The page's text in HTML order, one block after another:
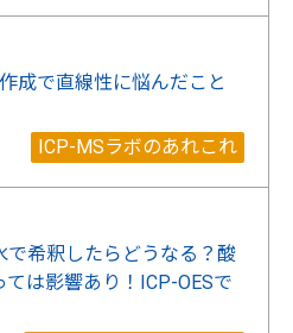
成で直線性に悩んだこと
ICP-MSラボのあれこれ
で希釈したらどうなる？酸
は影響あり！ICP-OESで